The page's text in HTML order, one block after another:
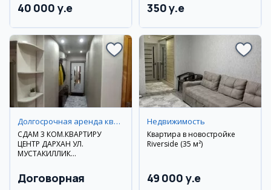
40 000 y.e 350 y.e
Долгосрочная аренда квартир
СДАМ 3 КОМ.КВАРТИРУ
ЦЕНТР ДАРХАН УЛ.
МУСТАКИЛЛИК
Договорная
Недвижимость
Квартира в новостройке
Riverside (35 м²)
49 000 y.e